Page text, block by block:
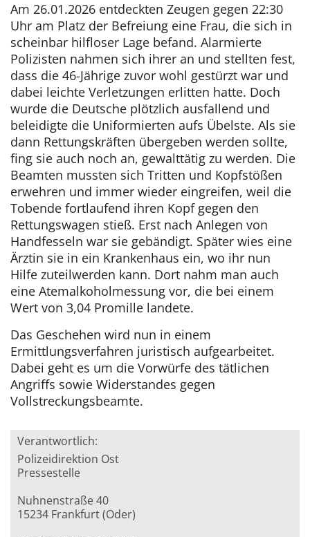
Am 26.01.2026 entdeckten Zeugen gegen 22:30
Uhr am Platz der Befreiung eine Frau, die sich in
scheinbar hilfloser Lage befand. Alarmierte
Polizisten nahmen sich ihrer an und stellten fest,
dass die 46-Jährige zuvor wohl gestürzt war und
dabei leichte Verletzungen erlitten hatte. Doch
wurde die Deutsche plötzlich ausfallend und
beleidigte die Uniformierten aufs Übelste. Als sie
dann Rettungskräften übergeben werden sollte,
fing sie auch noch an, gewalttätig zu werden. Die
Beamten mussten sich Tritten und Kopfstößen
erwehren und immer wieder eingreifen, weil die
Tobende fortlaufend ihren Kopf gegen den
Rettungswagen stieß. Erst nach Anlegen von
Handfesseln war sie gebändigt. Später wies eine
Ärztin sie in ein Krankenhaus ein, wo ihr nun
Hilfe zuteilwerden kann. Dort nahm man auch
eine Atemalkoholmessung vor, die bei einem
Wert von 3,04 Promille landete.
Das Geschehen wird nun in einem
Ermittlungsverfahren juristisch aufgearbeitet.
Dabei geht es um die Vorwürfe des tätlichen
Angriffs sowie Widerstandes gegen
Vollstreckungsbeamte.
Verantwortlich:
Polizeidirektion Ost
Pressestelle
Nuhnenstraße 40
15234 Frankfurt (Oder)